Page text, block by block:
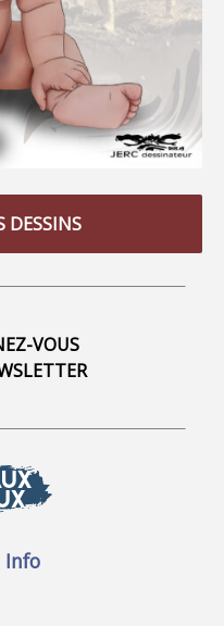
DESSINS
VOUS
Info